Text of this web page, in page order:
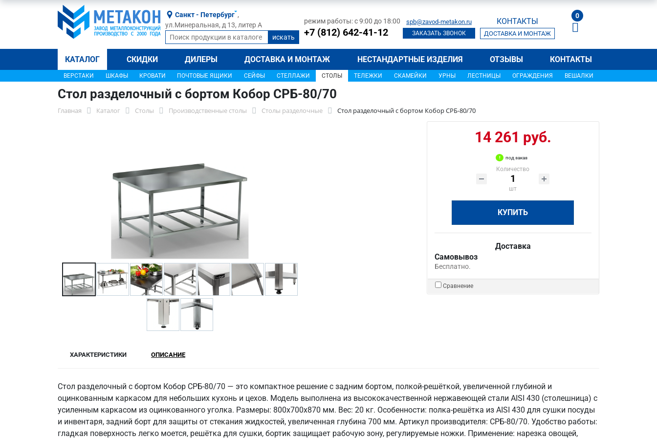
Санкт - Петербург ,
ул.Минеральная, д 13, литер А
режим работы: с 9:00 до 18:00
+7 (812) 642-41-12
spb@zavod-metakon.ru
ЗАКАЗАТЬ ЗВОНОК
КОНТАКТЫ
ДОСТАВКА И МОНТАЖ
0
КАТАЛОГ СКИДКИ ДИЛЕРЫ ДОСТАВКА И МОНТАЖ НЕСТАНДАРТНЫЕ ИЗДЕЛИЯ ОТЗЫВЫ КОНТАКТЫ
ВЕРСТАКИ ШКАФЫ КРОВАТИ ПОЧТОВЫЕ ЯЩИКИ СЕЙФЫ СТЕЛЛАЖИ СТОЛЫ ТЕЛЕЖКИ СКАМЕЙКИ УРНЫ ЛЕСТНИЦЫ ОГРАЖДЕНИЯ ВЕШАЛКИ
Стол разделочный с бортом Кобор СРБ-80/70
Главная Каталог Столы Производственные столы Столы разделочные Стол разделочный с бортом Кобор СРБ-80/70
14 261 руб.
под заказ
Количество
шт
КУПИТЬ
Доставка
Самовывоз
Бесплатно.
Сравнение
ХАРАКТЕРИСТИКИ ОПИСАНИЕ
Стол разделочный с бортом Кобор СРБ-80/70 — это компактное решение с задним бортом, полкой-решёткой, увеличенной глубиной и
оцинкованным каркасом для небольших кухонь и цехов. Модель выполнена из высококачественной нержавеющей стали AISI 430 (столешница) с
усиленным каркасом из оцинкованного уголка. Размеры: 800x700x870 мм. Вес: 20 кг. Особенности: полка-решётка из AISI 430 для сушки посуды
и инвентаря, задний борт для защиты от стекания жидкостей, увеличенная глубина 700 мм. Артикул производителя: СРБ-80/70. Удобство работы:
гладкая поверхность легко моется, решётка для сушки, бортик защищает рабочую зону, регулируемые ножки. Применение: нарезка овощей,